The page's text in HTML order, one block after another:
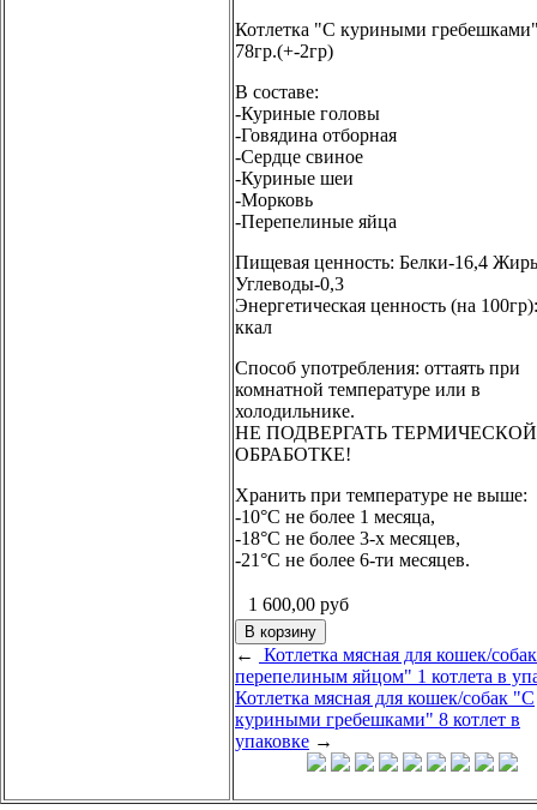
Котлетка "С куриными
78гр.(+-2гр)
В составе:
-Куриные головы
-Говядина отборная
-Сердце свиное
-Куриные шеи
-Морковь
-Перепелиные яйца
Пищевая ценность: Белки-16,4
Углеводы-0,3
Энергетическая ценность (на
ккал
Способ употребления: оттаять при
комнатной температуре или в
холодильнике.
НЕ ПОДВЕРГАТЬ ТЕРМИЧЕСКОЙ
ОБРАБОТКЕ!
Хранить при температуре не выше:
-10°С не более 1 месяца,
-18°С не более 3-х месяцев,
-21°С не более 6-ти месяцев.
1 600,00 руб
←
Котлетка мясная для кошек/
перепелиным яйцом" 1 котлета в
Котлетка мясная для кошек/собак "С
куриными гребешками" 8 котлет в
упаковке →